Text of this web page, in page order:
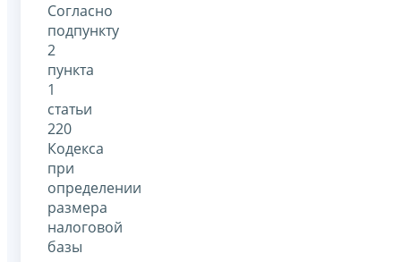
Согласно
подпункту
2
пункта
1
статьи
220
Кодекса
при
определении
размера
налоговой
базы